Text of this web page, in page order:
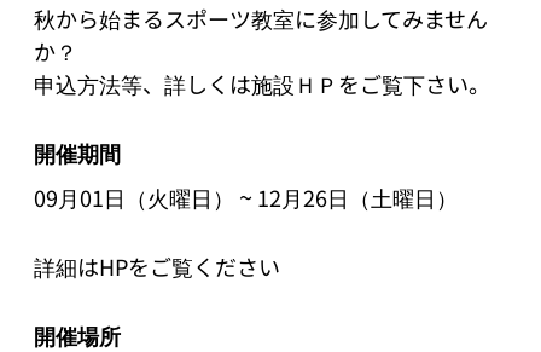
秋から始まるスポーツ教室に参加してみません
か？
開催期間
09月01日（火曜日）
~12月26日（土曜日）
詳細はHPをご覧ください
開催場所